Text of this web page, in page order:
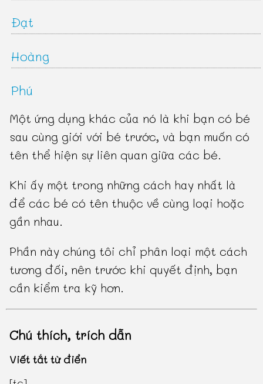
Đạt
Hoàng
Phú
Một ứng dụng khác của nó là khi bạn có bé
sau cùng giới với bé trước, và bạn muốn có
tên thể hiện sự liên quan giữa các bé.
Khi ấy một trong những cách hay nhất là
để các bé có tên thuộc về cùng loại hoặc
gần nhau.
Phần này chúng tôi chỉ phân loại một cách
tương đối, nên trước khi quyết định, bạn
cần kiểm tra kỹ hơn.
Chú thích, trích dẫn
Viết tắt từ điển